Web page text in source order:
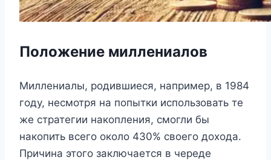
Положение миллениалов
Миллениалы, родившиеся, например, в 1984
году, несмотря на попытки использовать те
же стратегии накопления, смогли бы
накопить всего около 430% своего дохода.
Причина этого заключается в череде